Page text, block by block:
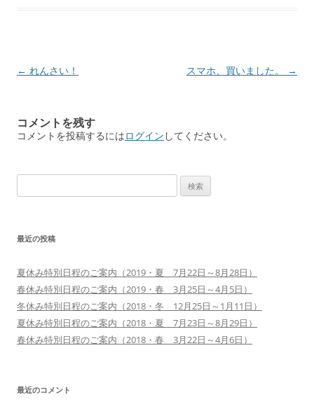
投
ビ
← れんさい！ スマホ、買いました。 →
コメントを残す
コメントを投稿するにはログイン してください。
索:
最近の投稿
夏休み特別日程のご案内（2019・夏 7月22日～8月28日）
春休み特別日程のご案内（2019・春 3月25日～4月5日）
冬休み特別日程のご案内（2018・冬 12月25日～1月11日）
夏休み特別日程のご案内（2018・夏 7月23日～8月29日）
春休み特別日程のご案内（2018・春 3月22日～4月6日）
最近のコメント